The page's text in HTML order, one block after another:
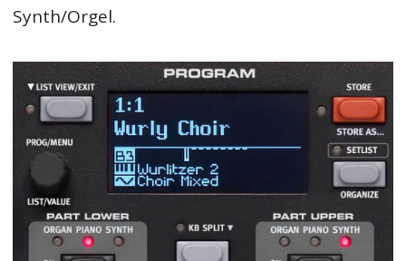
Synth/Orgel.